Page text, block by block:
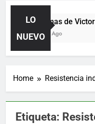
LO
NUEVO
Poemas de
2 Días Ago
Home Resistencia
Etiqueta: